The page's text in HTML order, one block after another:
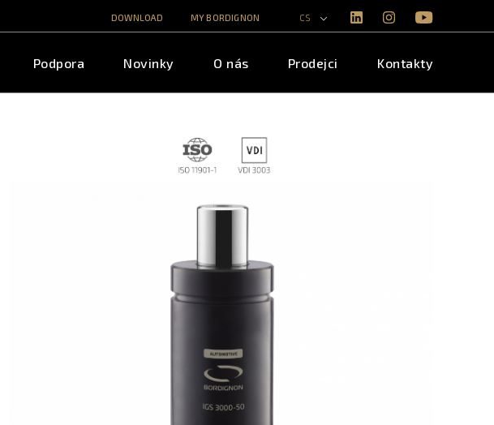
DOWNLOAD MY BORDIGNON CS
Podpora Novinky O nás Prodejci Kontakty